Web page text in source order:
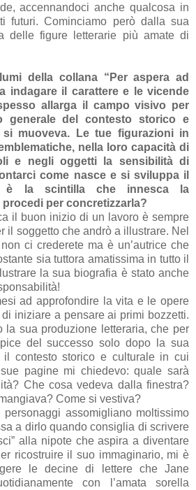
accennandoci anche qualcosa in
futuri. Cominciamo però dalla sua
delle figure letterarie più amate di
della collana “Per aspera ad
indagare il carattere e le vicende
allarga il campo visivo per
generale del contesto storico e
muoveva. Le tue figurazioni in
nella loro capacità di
e negli oggetti la sensibilità di
come nasce e si sviluppa il
è la scintilla che innesca la
procedi per concretizzarla?
il buon inizio di un lavoro è sempre
il soggetto che andrò a illustrare. Nel
ci crederete ma è un’autrice che
sia tuttora amatissima in tutto il
la sua biografia è stato anche
ad approfondire la vita e le opere
iniziare a pensare ai primi bozzetti.
la sua produzione letteraria, che per
del successo solo dopo la sua
il contesto storico e culturale in cui
pagine mi chiedevo: quale sarà
Che cosa vedeva dalla finestra?
Come si vestiva?
assomigliano moltissimo
a dirlo quando consiglia di scrivere
alla nipote che aspira a diventare
ricostruire il suo immaginario, mi è
le decine di lettere che Jane
con l’amata sorella